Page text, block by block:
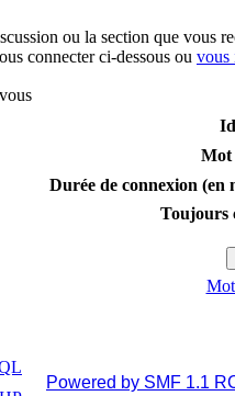
ou la section que vous
connecter ci-dessous ou vous
Mot
Durée de connexion (en
Toujours
Powered by SMF 1.1